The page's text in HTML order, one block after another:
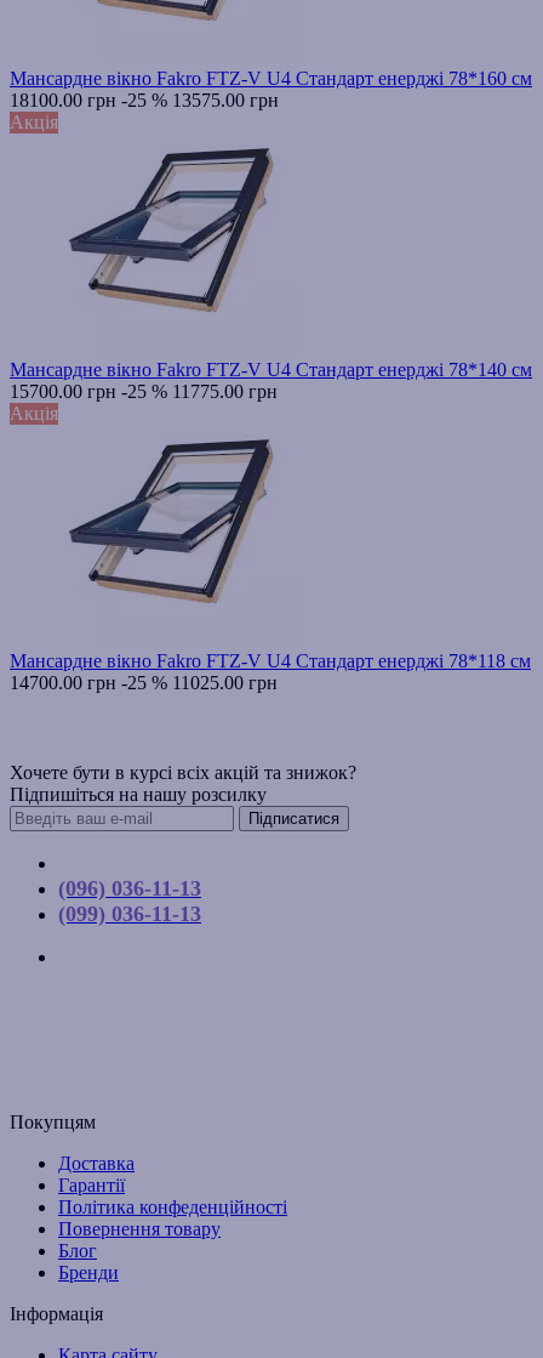
Мансардне вікно Fakro FTZ-V U4 Стандарт енерджі 78*160 см
18100.00 грн -25 % 13575.00 грн
Акція
Мансардне вікно Fakro FTZ-V U4 Стандарт енерджі 78*140 см
15700.00 грн -25 % 11775.00 грн
Акція
Мансардне вікно Fakro FTZ-V U4 Стандарт енерджі 78*118 см
14700.00 грн -25 % 11025.00 грн
Хочете бути в курсі всіх акцій та знижок?
Підпишіться на нашу розсилку
Підписатися
(096) 036-11-13
(099) 036-11-13
Покупцям
Доставка
Гарантії
Політика конфеденційності
Повернення товару
Блог
Бренди
Інформація